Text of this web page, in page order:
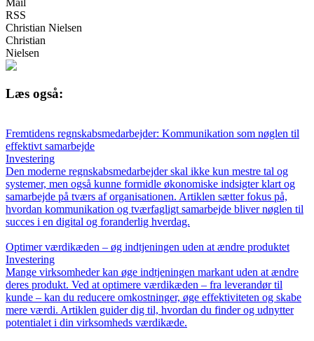
RSS
Christian Nielsen
Christian
Nielsen
Læs også:
Fremtidens regnskabsmedarbejder: Kommunikation som nøglen til
effektivt samarbejde
Investering
Den moderne regnskabsmedarbejder skal ikke kun mestre tal og
systemer, men også kunne formidle økonomiske indsigter klart og
samarbejde på tværs af organisationen. Artiklen sætter fokus på,
hvordan kommunikation og tværfagligt samarbejde bliver nøglen til
succes i en digital og foranderlig hverdag.
Optimer værdikæden – øg indtjeningen uden at ændre produktet
Investering
Mange virksomheder kan øge indtjeningen markant uden at ændre
deres produkt. Ved at optimere værdikæden – fra leverandør til
kunde – kan du reducere omkostninger, øge effektiviteten og skabe
mere værdi. Artiklen guider dig til, hvordan du finder og udnytter
potentialet i din virksomheds værdikæde.